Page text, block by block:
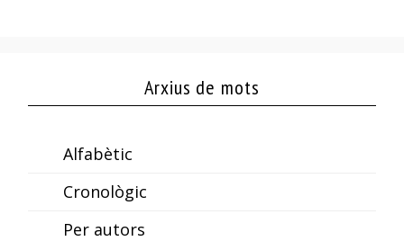
Arxius de mots
Alfabètic
Cronològic
Per autors